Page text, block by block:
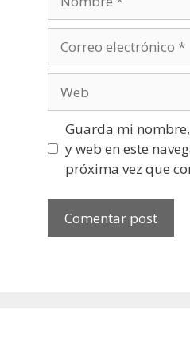
electrónico
Guarda mi
y web en este
próxima vez que